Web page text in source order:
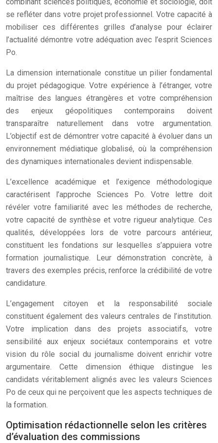
se refléter dans votre projet professionnel. Votre capacité à
mobiliser ces différentes grilles d’analyse pour éclairer
l’actualité démontre votre adéquation avec l’esprit Sciences
Po.
La dimension internationale constitue un pilier fondamental
du projet pédagogique. Votre expérience à l’étranger, votre
maîtrise des langues étrangères et votre compréhension
des enjeux géopolitiques contemporains doivent
transparaître naturellement dans votre argumentation.
L’objectif est de démontrer votre capacité à évoluer dans un
environnement médiatique globalisé, où la compréhension
des dynamiques internationales devient indispensable.
L’excellence académique et l’exigence méthodologique
caractérisent l’approche Sciences Po. Votre lettre doit
révéler votre familiarité avec les méthodes de recherche,
votre capacité de synthèse et votre rigueur analytique. Ces
qualités, développées lors de votre parcours antérieur,
constituent les fondations sur lesquelles s’appuiera votre
formation journalistique. Leur démonstration concrète, à
travers des exemples précis, renforce la crédibilité de votre
candidature.
L’engagement citoyen et la responsabilité sociale
constituent également des valeurs centrales de l’institution.
Votre implication dans des projets associatifs, votre
sensibilité aux enjeux sociétaux contemporains et votre
vision du rôle social du journalisme doivent enrichir votre
argumentaire. Cette dimension éthique distingue les
candidats véritablement alignés avec les valeurs Sciences
Po de ceux qui ne perçoivent que les aspects techniques de
la formation.
Optimisation rédactionnelle selon les critères
d’évaluation des commissions